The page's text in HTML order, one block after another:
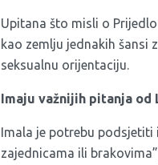
Upitana što misli o
kao zemlju jednakih šansi
seksualnu orijentaciju.
Imaju važnijih pitanja od
Imala je potrebu podsjetiti
zajednicama ili